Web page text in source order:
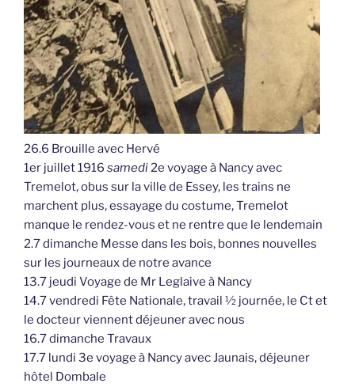
26.6 Brouille avec Hervé
1er juillet 1916 samedi2e voyage à Nancy avec
Tremelot, obus sur la ville de Essey, les trains ne
marchent plus, essayage du costume, Tremelot
manque le rendez-vous et ne rentre que le lendemain
2.7 dimanche Messe dans les bois, bonnes nouvelles
sur les journeaux de notre avance
13.7 jeudi Voyage de Mr Leglaive à Nancy
14.7 vendredi Fête Nationale, travail ½ journée, le Ct et
le docteur viennent déjeuner avec nous
16.7 dimanche Travaux
17.7 lundi 3e voyage à Nancy avec Jaunais, déjeuner
hôtel Dombale